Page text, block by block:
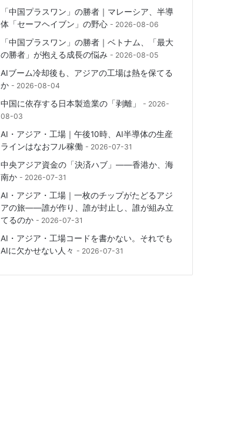
「中国プラスワン」の勝者｜マレーシア、半導
体「セーフヘイブン」の野心
2026-08-06
「中国プラスワン」の勝者｜ベトナム、「最大
の勝者」が抱える成長の悩み
2026-08-05
AIブーム冷却後も、アジアの工場は熱を保てる
か
2026-08-04
中国に依存する日本製造業の「剥離」
2026-
08-03
AI・アジア・工場｜午後10時、AI半導体の生産
ラインはなおフル稼働
2026-07-31
中央アジア資金の「決済ハブ」――香港か、海
南か
2026-07-31
AI・アジア・工場｜一枚のチップがたどるアジ
アの旅――誰が作り、誰が封止し、誰が組み立
てるのか
2026-07-31
AI・アジア・工場コードを書かない。それでも
AIに欠かせない人々
2026-07-31